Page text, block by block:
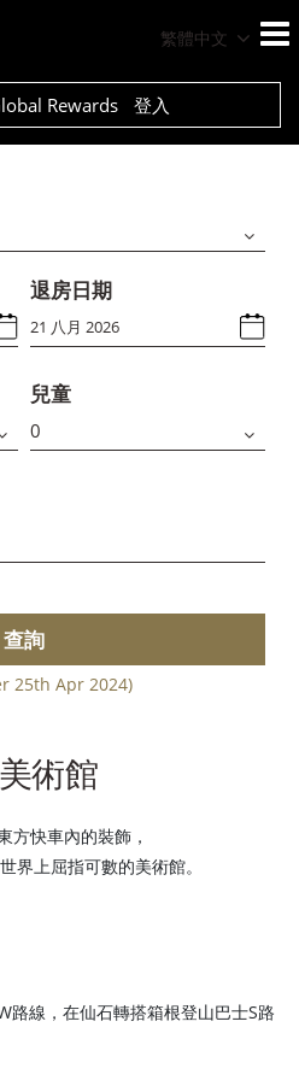
繁體中文
Rewards 登入
退房日期
兒童
查詢
25th Apr 2024)
術館
方快車內的裝飾，
界上屈指可數的美術館。
路線，在仙石轉搭箱根登山巴士S路